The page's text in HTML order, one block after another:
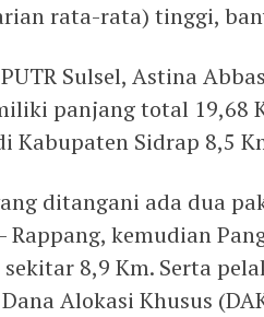
rata-rata) tinggi,
Sulsel, Astina
panjang total 19,68
Kabupaten Sidrap 8,5
ditangani ada dua
Rappang, kemudian
8,9 Km. Serta
Alokasi Khusus